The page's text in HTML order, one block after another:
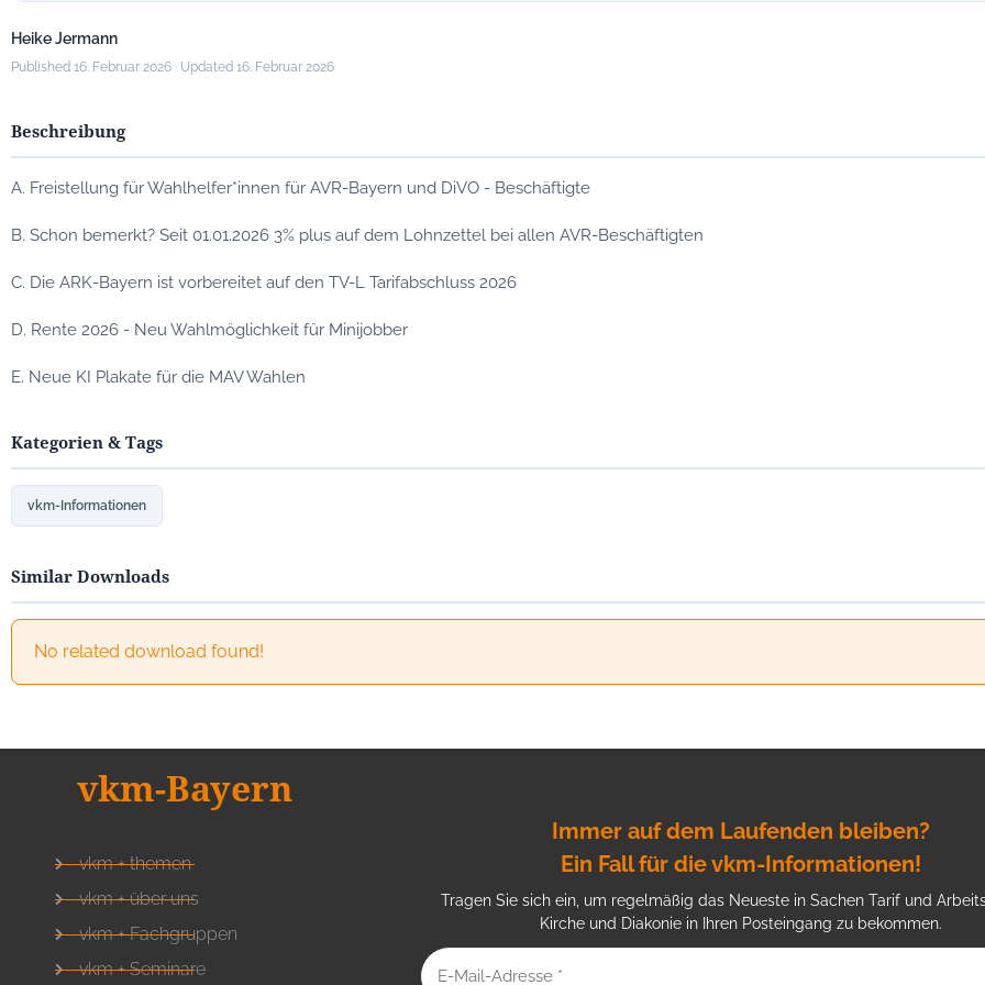
Heike Jermann
Published 16. Februar 2026 · Updated 16. Februar 2026
Beschreibung
A. Freistellung für Wahlhelfer*innen für AVR-Bayern und DiVO - Beschäftigte
B. Schon bemerkt? Seit 01.01.2026 3% plus auf dem Lohnzettel bei allen AVR-Beschäftigten
C. Die ARK-Bayern ist vorbereitet auf den TV-L Tarifabschluss 2026
D. Rente 2026 - Neu Wahlmöglichkeit für Minijobber
E. Neue KI Plakate für die MAV Wahlen
Kategorien & Tags
vkm-Informationen
Similar Downloads
No related download found!
vkm-Bayern
vkm + themen
vkm + über uns
vkm + Fachgruppen
vkm + Seminare
Immer auf dem Laufenden bleiben?
Ein Fall für die vkm-Informationen!
Tragen Sie sich ein, um regelmäßig das Neueste in Sachen Tarif und
Kirche und Diakonie in Ihren Posteingang zu bekommen.